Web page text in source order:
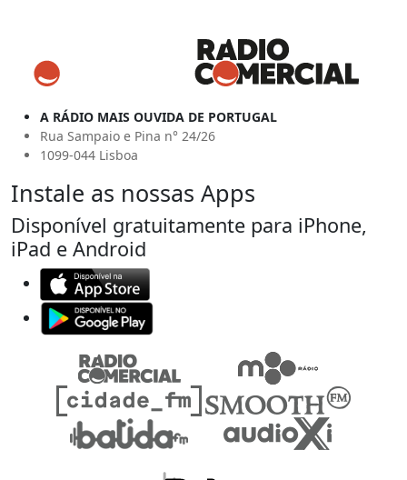
A RÁDIO MAIS OUVIDA DE PORTUGAL
Rua Sampaio e Pina n° 24/26
1099-044 Lisboa
Instale as nossas Apps
Disponível gratuitamente para iPhone,
iPad e Android